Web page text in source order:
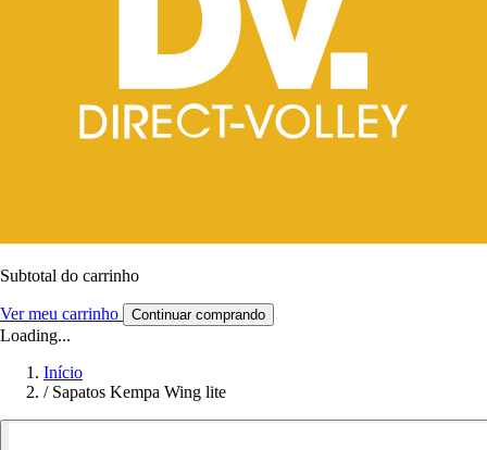
Subtotal do carrinho
Ver meu carrinho Continuar comprando
Loading...
Início
/ Sapatos Kempa Wing lite